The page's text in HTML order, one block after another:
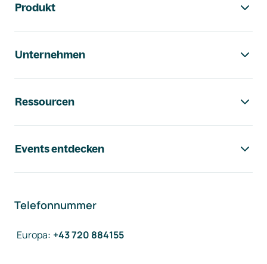
Produkt
Unternehmen
Ressourcen
Events entdecken
Telefonnummer
Europa: +43 720 884155